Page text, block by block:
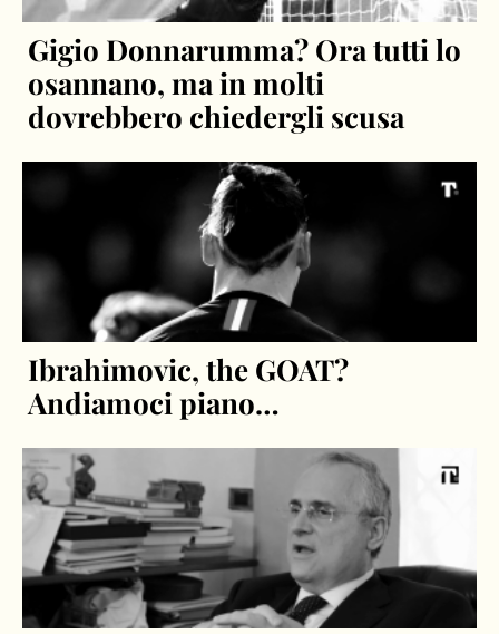
Gigio Donnarumma? Ora tutti lo
osannano, ma in molti
dovrebbero chiedergli scusa
Ibrahimovic, the GOAT?
Andiamoci piano…